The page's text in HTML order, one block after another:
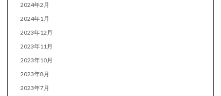
2024年2月
2024年1月
2023年12月
2023年11月
2023年10月
2023年8月
2023年7月